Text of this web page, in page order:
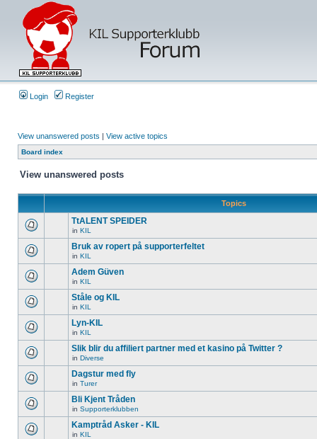
Login Register
View unanswered posts | View active topics
Board index
View unanswered posts
Topics
TtALENT SPEIDER
in KIL
Bruk av ropert på supporterfeltet
in KIL
Adem Güven
in KIL
Ståle og KIL
in KIL
Lyn-KIL
in KIL
Slik blir du affiliert partner med et kasino på Twitter ?
in Diverse
Dagstur med fly
in Turer
Bli Kjent Tråden
in Supporterklubben
Kamptråd Asker - KIL
in KIL